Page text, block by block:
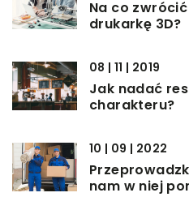
Na co
drukarkę 3D?
08 | 11 | 2019
Jak nadać
charakteru?
10 | 09 | 2022
nam w niej